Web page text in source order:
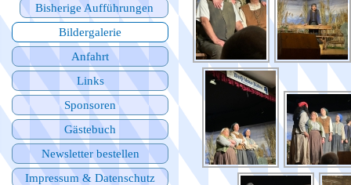
Bisherige Aufführungen
Bildergalerie
Anfahrt
Links
Sponsoren
Gästebuch
Newsletter bestellen
Impressum & Datenschutz